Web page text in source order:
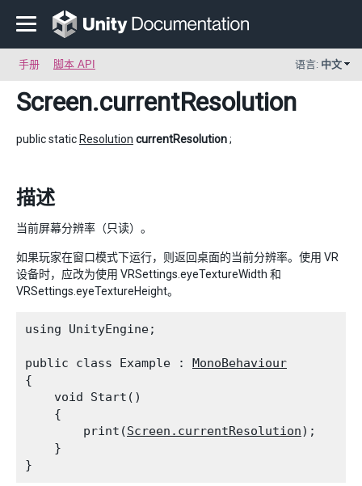
手册 脚本 API 语言: 中文
Screen.currentResolution
public static Resolution currentResolution;
描述
当前屏幕分辨率（只读）。
如果玩家在窗口模式下运行，则返回桌面的当前分辨率。使用 VR
设备时，应改为使用 VRSettings.eyeTextureWidth 和
VRSettings.eyeTextureHeight。
using UnityEngine;
public class Example : MonoBehaviour
{
    void Start()
    {
        print(
Screen.currentResolution);
    }